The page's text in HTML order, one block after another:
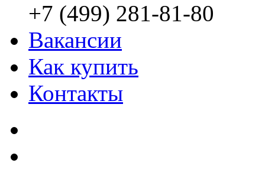
+7 (499) 281-81-80
Вакансии
Как купить
Контакты